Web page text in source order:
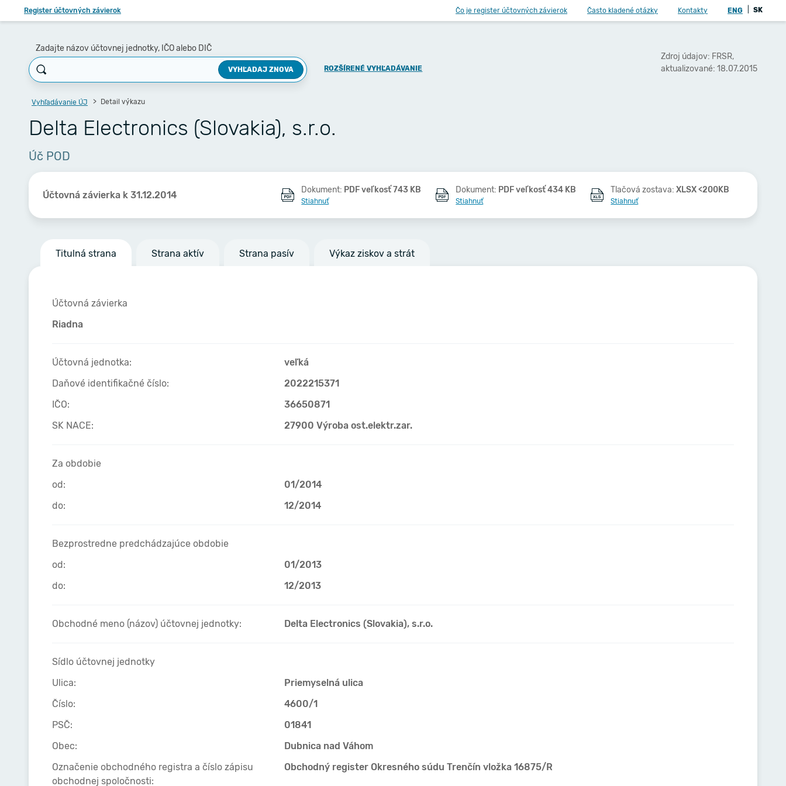
Register účtovných závierok Čo je register účtovných závierok Často kladené otázky Kontakty ENG SK
Zadajte názov účtovnej jednotky, IČO alebo DIČ
VYHĽADAJ ZNOVA ROZŠÍRENÉ VYHĽADÁVANIE
Zdroj údajov: FRSR,
aktualizované: 18.07.2015
Vyhľadávanie ÚJ Detail výkazu
Delta Electronics (Slovakia), s.r.o.
Úč POD
Účtovná závierka k 31.12.2014 Dokument: PDF veľkosť 743 KB
Stiahnuť
Dokument: PDF veľkosť 434 KB
Stiahnuť
Tlačová zostava:XLSX <200KB
Stiahnuť
Titulná strana Strana aktív Strana pasív Výkaz ziskov a strát
Účtovná závierka
Riadna
Účtovná jednotka:
veľká
Daňové identifikačné číslo:
2022215371
IČO:
36650871
SK NACE:
27900 Výroba ost.elektr.zar.
Za obdobie
od:
01/2014
do:
12/2014
Bezprostredne predchádzajúce obdobie
od:
01/2013
do:
12/2013
Obchodné meno (názov) účtovnej jednotky: Delta Electronics (Slovakia), s.r.o.
Sídlo účtovnej jednotky
Ulica:
Priemyselná ulica
Číslo:
4600/1
PSČ:
01841
Obec:
Dubnica nad Váhom
Označenie obchodného registra a číslo zápisu
obchodnej spoločnosti:
Obchodný register Okresného súdu Trenčín vložka 16875/R